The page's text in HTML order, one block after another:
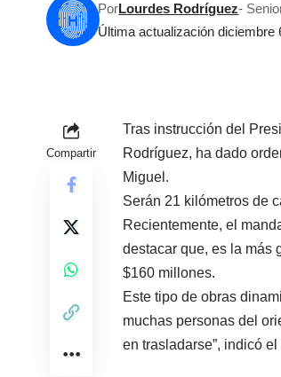
Última actualización diciembre
PorLourdes Rodríguez-
Compartir
Tras instrucción del
Rodríguez, ha dado
Miguel.
Serán 21 kilómetros de
Recientemente, el
destacar que, es la más
$160 millones.
Este tipo de obras
muchas personas del
en trasladarse”, indicó